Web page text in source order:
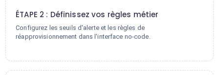
ÉTAPE 2 : Définissez vos règles métier
Configurez les seuils d'alerte et les règles de
réapprovisionnement dans l'interface no-code.